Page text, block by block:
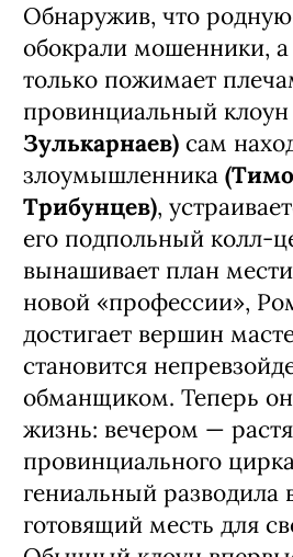
Обнаружив, что
обокрали мошенники,
только пожимает
провинциальный
Зулькарнаев) сам
злоумышленника
Трибунцев),
его подпольный колл-
вынашивает план
новой «профессии»,
достигает вершин
становится
обманщиком. Теперь
жизнь: вечером —
провинциального
гениальный разводила
готовящий месть для